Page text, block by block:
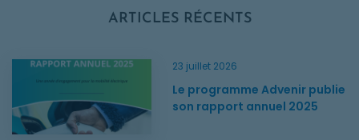
ARTICLES RÉCENTS
Le programme Advenir publie son rapport annuel 2025
23 juillet 2026
Le programme Advenir publie
son rapport annuel 2025